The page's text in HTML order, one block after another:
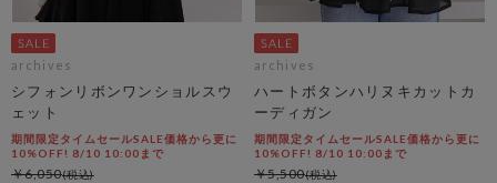
archives
シフォンリボンワンショルスウ
ェット
期間限定タイムセールSALE価格から更に
10%OFF! 8/10 10:00まで
￥6,050
archives
ハートボタンハリヌキカットカ
ーディガン
期間限定タイムセールSALE価格から更に
10%OFF! 8/10 10:00まで
￥5,500